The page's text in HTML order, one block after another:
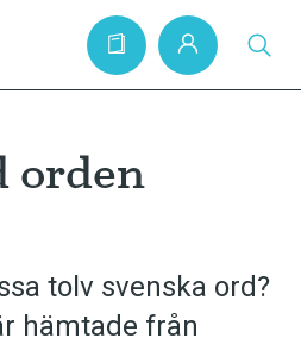
orden
tolv svenska ord?
hämtade från